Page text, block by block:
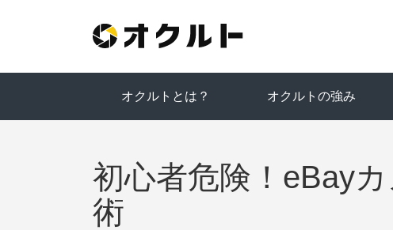
オクルトとは？ オクルトの強み
初心者危険！eBay
術